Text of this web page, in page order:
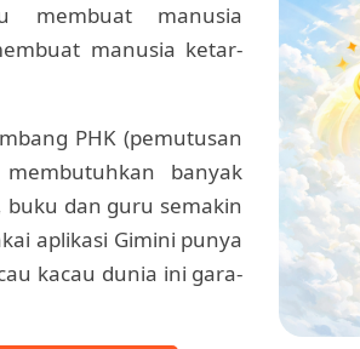
membuat manusia
manusia ketar-
PHK (pemutusan
banyak
dan guru semakin
aplikasi Gimini punya
kacau dunia ini gara-